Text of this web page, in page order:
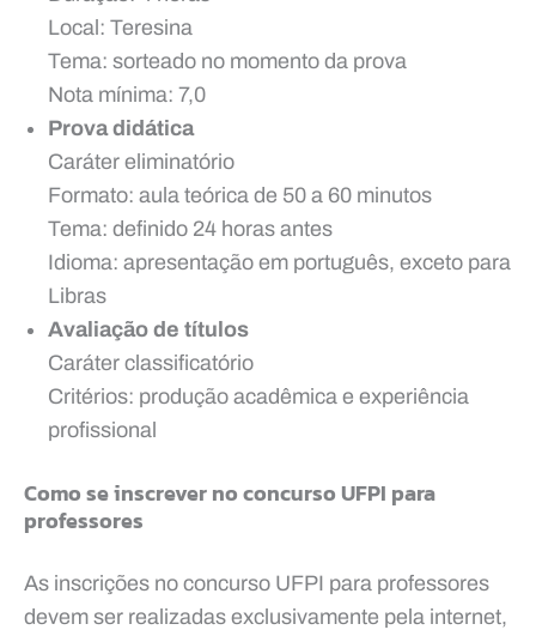
Local: Teresina
Tema: sorteado no momento da prova
Nota mínima: 7,0
Prova didática
Caráter eliminatório
Formato: aula teórica de 50 a 60 minutos
Tema: definido 24 horas antes
Idioma: apresentação em português, exceto para
Libras
Avaliação de títulos
Caráter classificatório
Critérios: produção acadêmica e experiência
profissional
Como se inscrever no concurso UFPI para
professores
As inscrições no concurso UFPI para professores
devem ser realizadas exclusivamente pela internet,